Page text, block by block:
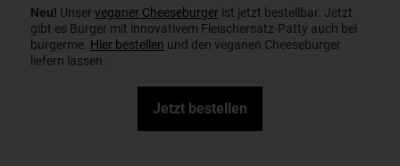
Neu! Unser veganer Cheeseburger ist jetzt bestellbar. Jetzt
gibt es Burger mit innovativem Fleischersatz-Patty auch bei
burgerme. Hier bestellen und den veganen Cheeseburger
liefern lassen.
Jetzt bestellen